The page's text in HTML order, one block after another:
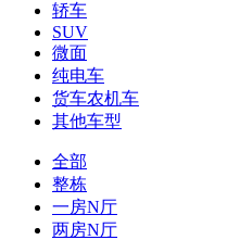
轿车
SUV
微面
纯电车
货车农机车
其他车型
全部
整栋
一房N厅
两房N厅